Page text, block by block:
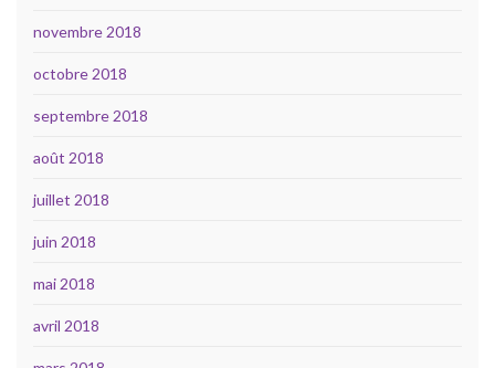
novembre 2018
octobre 2018
septembre 2018
août 2018
juillet 2018
juin 2018
mai 2018
avril 2018